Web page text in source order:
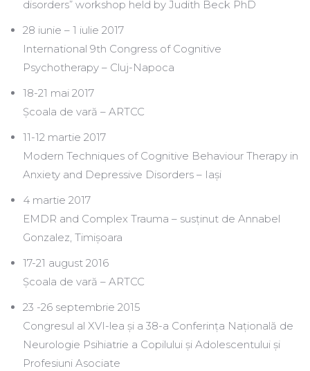
disorders” workshop held by Judith Beck PhD
28 iunie – 1 iulie 2017
International 9th Congress of Cognitive
Psychotherapy – Cluj-Napoca
18-21 mai 2017
Școala de vară – ARTCC
11-12 martie 2017
Modern Techniques of Cognitive Behaviour Therapy in
Anxiety and Depressive Disorders – Iași
4 martie 2017
EMDR and Complex Trauma – susținut de Annabel
Gonzalez, Timișoara
17-21 august 2016
Școala de vară – ARTCC
23 -26 septembrie 2015
Congresul al XVI-lea și a 38-a Conferința Națională de
Neurologie Psihiatrie a Copilului și Adolescentului și
Profesiuni Asociate